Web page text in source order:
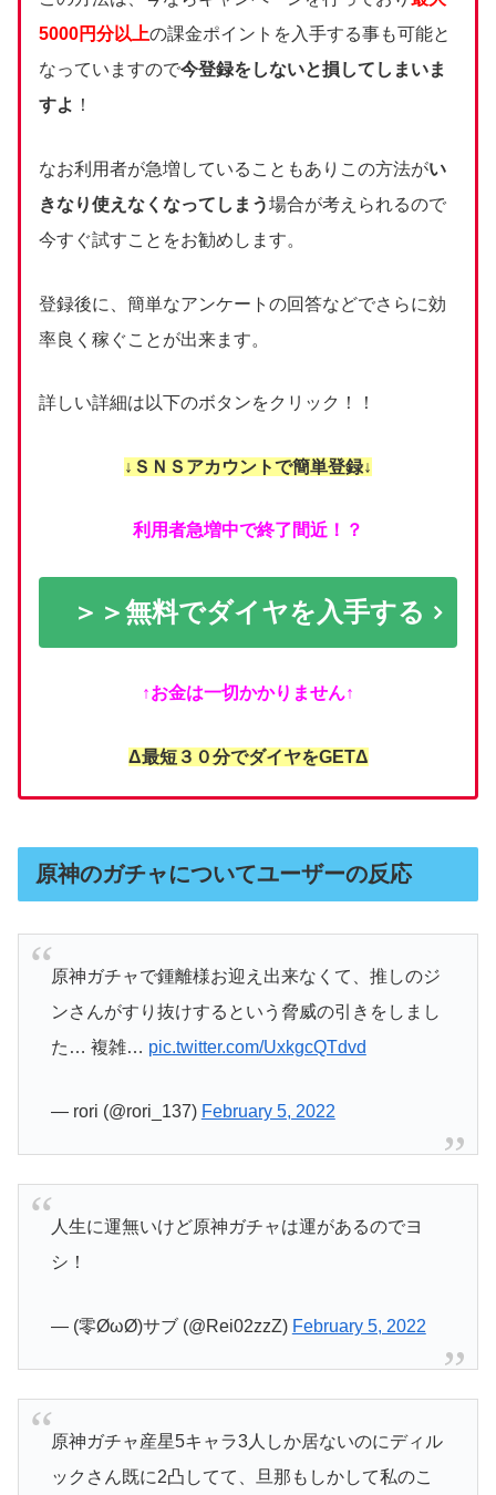
5000円分以上の課金ポイントを入手する事も可能と
なっていますので今登録をしないと損してしまいま
すよ ！
なお利用者が急増していることもありこの方法がい
きなり使えなくなってしまう場合が考えられるので
今すぐ試すことをお勧めします。
登録後に、簡単なアンケートの回答などでさらに効
率良く稼ぐことが出来ます。
詳しい詳細は以下のボタンをクリック！！
↓ＳＮＳアカウントで簡単登録↓
利用者急増中で終了間近！？
＞＞無料でダイヤを入手する
↑お金は一切かかりません↑
Δ最短３０分でダイヤをGETΔ
原神のガチャについてユーザーの反応
原神ガチャで鍾離様お迎え出来なくて、推しのジ
ンさんがすり抜けするという脅威の引きをしまし
た… 複雑… pic.twitter.com/UxkgcQTdvd
— rori (@rori_137) February 5, 2022
人生に運無いけど原神ガチャは運があるのでヨ
シ！
— (零ØωØ)サブ (@Rei02zzZ) February 5, 2022
原神ガチャ産星5キャラ3人しか居ないのにディル
ックさん既に2凸してて、旦那もしかして私のこ